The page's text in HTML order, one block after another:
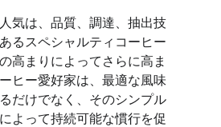
気は、品質、調達、抽出技
るスペシャルティコーヒー
高まりによってさらに高ま
ヒー愛好家は、最適な風味
だけでなく、そのシンプル
よって持続可能な慣行を促